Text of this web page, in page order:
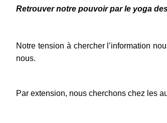
Retrouver notre pouvoir par le yoga
Notre tension à chercher l’information
nous.
Par extension, nous cherchons chez les